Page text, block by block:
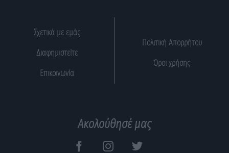
Σχετικά με εμάς
Διαφημιστείτε
Επικοινωνία
Πολιτική Απορρήτου
Όροι χρήσης
Ακολούθησέ μας